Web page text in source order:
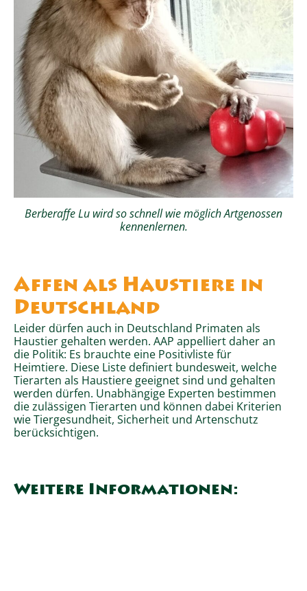
Berberaffe Lu wird so schnell wie möglich Artgenossen
kennenlernen.
Affen als Haustiere in
Deutschland
Leider dürfen auch in Deutschland Primaten als
Haustier gehalten werden. AAP appelliert daher an
die Politik: Es brauchte eine Positivliste für
Heimtiere. Diese Liste definiert bundesweit, welche
Tierarten als Haustiere geeignet sind und gehalten
werden dürfen. Unabhängige Experten bestimmen
die zulässigen Tierarten und können dabei Kriterien
wie Tiergesundheit, Sicherheit und Artenschutz
berücksichtigen.
Weitere Informationen: